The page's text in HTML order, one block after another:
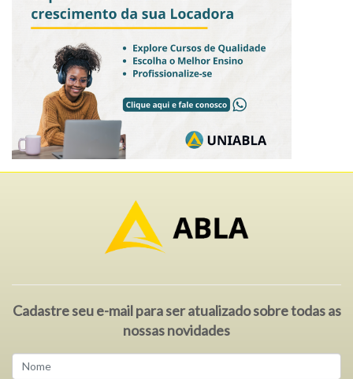
Cadastre seu e-mail para ser atualizado sobre todas as
nossas novidades